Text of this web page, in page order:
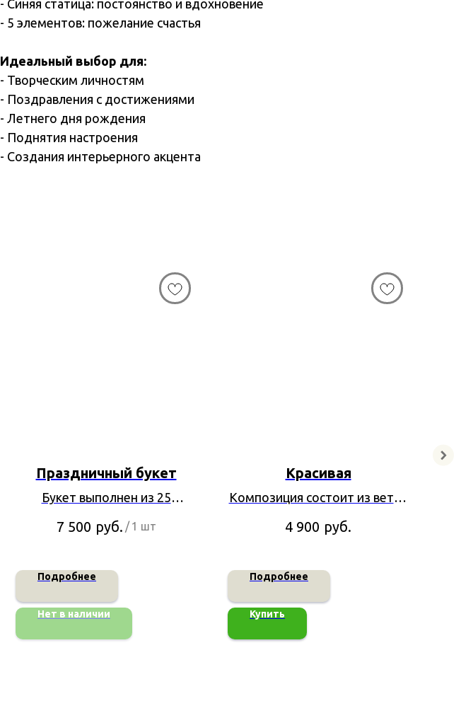
- Синяя статица: постоянство и вдохновение
- 5 элементов: пожелание счастья
Идеальный выбор для:
- Творческим личностям
- Поздравления с достижениями
- Летнего дня рождения
- Поднятия настроения
- Создания интерьерного акцента
Праздничный букет
Букет выполнен из 25
тюльпанов и ирисов
7 500 руб. / 1 шт
Подробнее
Нет в наличии
Красивая
Композиция состоит из веток
мимозы, 3 роз, 3 гербер,
кустовых ромашек
4 900 руб.
Подробнее
Купить